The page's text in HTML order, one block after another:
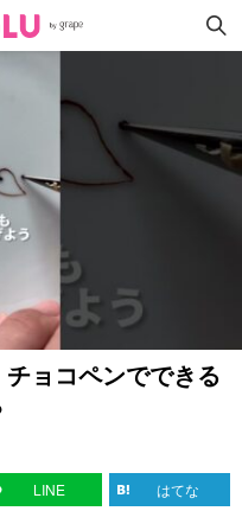
ョコペンでできる
LINE はてな